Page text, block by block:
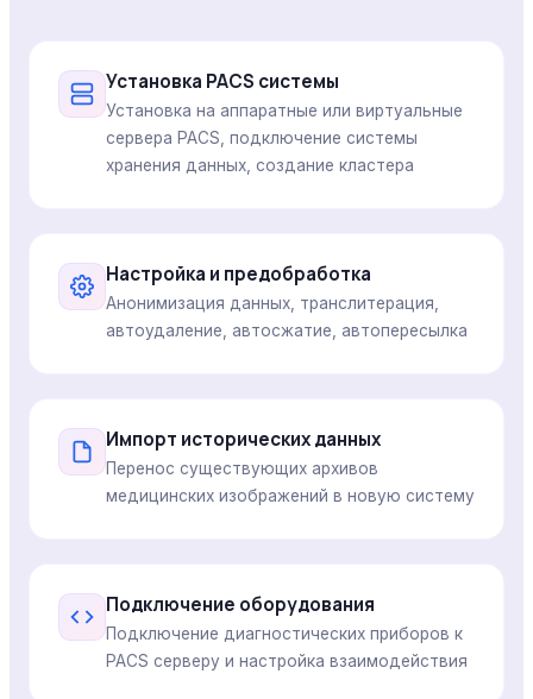
Установка PACS системы
Установка на аппаратные или виртуальные
сервера PACS, подключение системы
хранения данных, создание кластера
Настройка и предобработка
Анонимизация данных, транслитерация,
автоудаление, автосжатие, автопересылка
Импорт исторических данных
Перенос существующих архивов
медицинских изображений в новую систему
Подключение оборудования
Подключение диагностических приборов к
PACS серверу и настройка взаимодействия